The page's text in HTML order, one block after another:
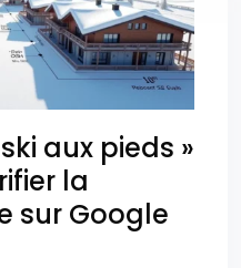
aux pieds »
la
sur Google